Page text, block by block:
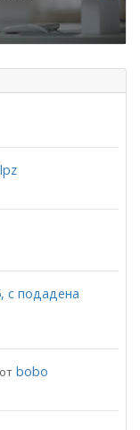
с подадена
от bobo